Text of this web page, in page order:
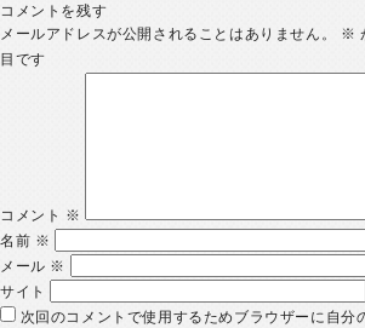
コメントを残す
メールアドレスが公開されることはありません。
※
目です
コメント ※
名前 ※
メール ※
サイト
次回のコメントで使用するためブラウザーに自分